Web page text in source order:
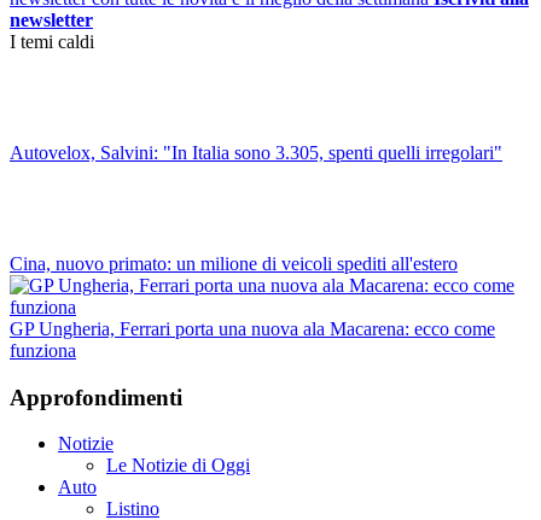
newsletter
I temi caldi
Autovelox, Salvini: "In Italia sono 3.305, spenti quelli irregolari"
Cina, nuovo primato: un milione di veicoli spediti all'estero
GP Ungheria, Ferrari porta una nuova ala Macarena: ecco come
funziona
Approfondimenti
Notizie
Le Notizie di Oggi
Auto
Listino